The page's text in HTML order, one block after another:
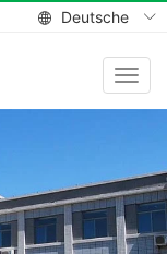
Deutsche